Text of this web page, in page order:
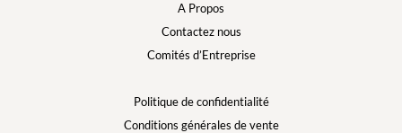
A Propos
Contactez nous
Comités d’Entreprise
Politique de confidentialité
Conditions générales de vente